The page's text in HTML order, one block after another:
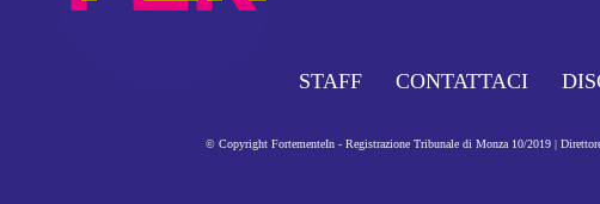
STAFF CONTATTACI
© Copyright FortementeIn - Registrazione Tribunale di Monza 10/2019 |